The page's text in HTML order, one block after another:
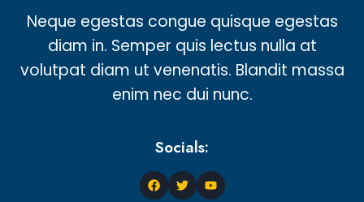
Neque egestas congue quisque egestas
diam in. Semper quis lectus nulla at
volutpat diam ut venenatis. Blandit massa
enim nec dui nunc.
Socials: